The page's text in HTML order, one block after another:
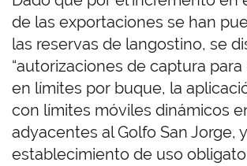
de las exportaciones se han
las reservas de langostino, se
“autorizaciones de captura
en límites por buque, la
con límites móviles dinámicos
adyacentes al Golfo San Jorge,
establecimiento de uso